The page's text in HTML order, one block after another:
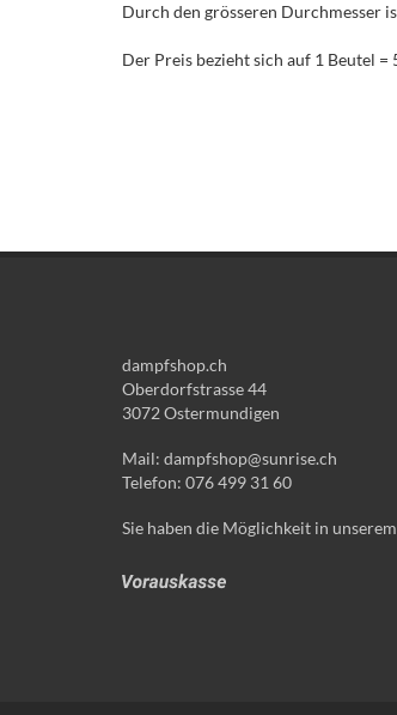
Durch den grösseren Durchmesser
Der Preis bezieht sich auf 1 Beutel =
dampfshop.ch
Oberdorfstrasse 44
3072 Ostermundigen
Mail: dampfshop@sunrise.ch
Telefon: 076 499 31 60
Sie haben die Möglichkeit in